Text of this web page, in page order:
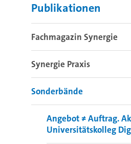
Publikationen
Fachmagazin Synergie
Synergie Praxis
Sonderbände
Angebot ≠ Auftrag.
Universitätskolleg